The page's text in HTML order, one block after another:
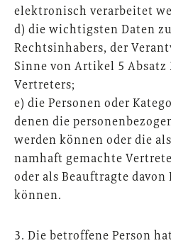
elektronisch verarbeitet
d) die wichtigsten Daten
Rechtsinhabers, der
Sinne von Artikel 5 Absatz
Vertreters;
e) die Personen oder
denen die
werden können oder die
namhaft gemachte
oder als Beauftragte
können.
3. Die betroffene Person